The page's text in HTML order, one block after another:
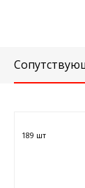
189 шт